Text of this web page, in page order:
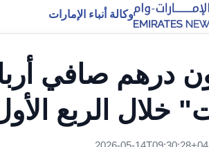
وكالة أنباء الإمارات
درهم صافي
خلال الربع الأول